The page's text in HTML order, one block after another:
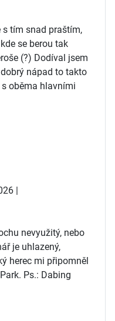
s tím snad praštím,
se berou tak
(?) Dodíval jsem
nápad to takto
oběma hlavními
|
nevyužitý, nebo
je uhlazený,
herec mi připomněl
Ps.: Dabing